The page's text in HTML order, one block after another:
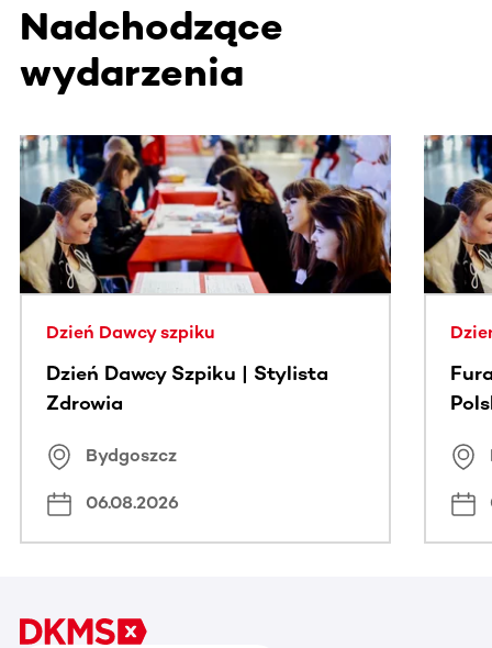
Nadchodzące
wydarzenia
Ta sekcja zawiera treści przewijane w poziomie. Użyj
Dzień Dawcy szpiku
Dzień Dawcy Szpiku | Stylista
Zdrowia
Bydgoszcz
06.08.2026